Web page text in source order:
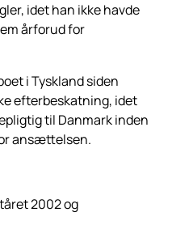
idet han ikke havde
årforud for
i Tyskland siden
efterbeskatning, idet
til Danmark inden
ansættelsen.
2002 og